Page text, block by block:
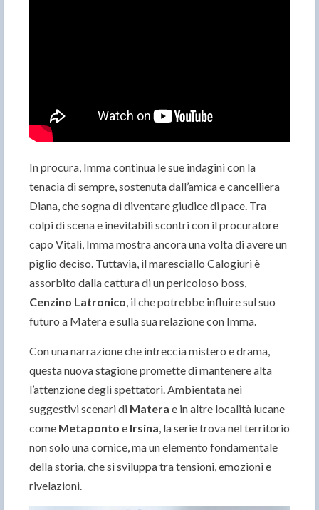
In procura, Imma continua le sue indagini con la
tenacia di sempre, sostenuta dall’amica e cancelliera
Diana, che sogna di diventare giudice di pace. Tra
colpi di scena e inevitabili scontri con il procuratore
capo Vitali, Imma mostra ancora una volta di avere un
piglio deciso. Tuttavia, il maresciallo Calogiuri è
assorbito dalla cattura di un pericoloso boss,
Cenzino Latronico, il che potrebbe influire sul suo
futuro a Matera e sulla sua relazione con Imma.
Con una narrazione che intreccia mistero e drama,
questa nuova stagione promette di mantenere alta
l’attenzione degli spettatori. Ambientata nei
suggestivi scenari di Matera e in altre località lucane
come Metaponto e Irsina, la serie trova nel territorio
non solo una cornice, ma un elemento fondamentale
della storia, che si sviluppa tra tensioni, emozioni e
rivelazioni.